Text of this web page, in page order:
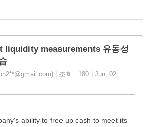
liquidity measurements 유동성
| 조회 : 180 | Jun, 02,
ability to free up cash to meet its